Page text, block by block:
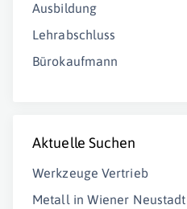
Ausbildung
Lehrabschluss
Bürokaufmann
Aktuelle Suchen
Werkzeuge Vertrieb
Metall in Wiener Neustadt